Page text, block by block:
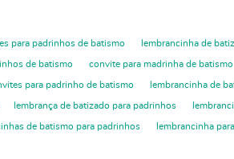
para padrinhos de batismo lembrancinha de
de batismo convite para madrinha de batismo
para padrinho de batismo lembrancinha de
lembrança de batizado para padrinhos
de batismo para padrinhos lembrancinha